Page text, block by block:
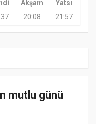
Akşam
Yatsı
20:08 21:57
mutlu günü